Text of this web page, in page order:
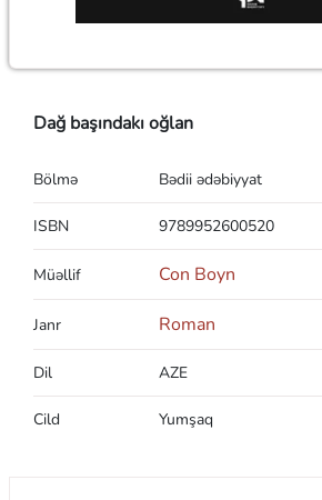
Dağ başındakı oğlan
Bölmə Bədii ədəbiyyat
ISBN 9789952600520
Müəllif Con Boyn
Janr Roman
Dil AZE
Cild Yumşaq